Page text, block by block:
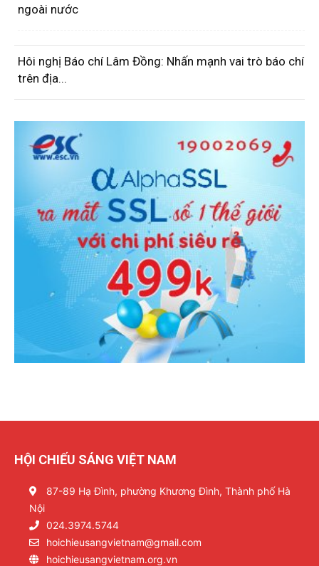
ngoài nước
Hôi nghị Báo chí Lâm Đồng: Nhấn mạnh vai trò báo chí
trên địa...
HỘI CHIẾU SÁNG VIỆT NAM
87-89 Hạ Đình, phường Khương Đình, Thành phố Hà
Nội
024.3974.5744
hoichieusangvietnam@gmail.com
hoichieusangvietnam.org.vn